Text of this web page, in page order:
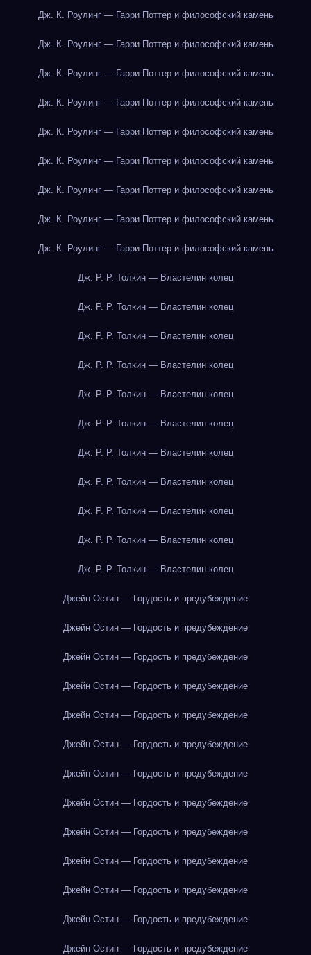
Дж. К. Роулинг — Гарри Поттер и философский камень
Дж. К. Роулинг — Гарри Поттер и философский камень
Дж. К. Роулинг — Гарри Поттер и философский камень
Дж. К. Роулинг — Гарри Поттер и философский камень
Дж. К. Роулинг — Гарри Поттер и философский камень
Дж. К. Роулинг — Гарри Поттер и философский камень
Дж. К. Роулинг — Гарри Поттер и философский камень
Дж. К. Роулинг — Гарри Поттер и философский камень
Дж. К. Роулинг — Гарри Поттер и философский камень
Дж. Р. Р. Толкин — Властелин колец
Дж. Р. Р. Толкин — Властелин колец
Дж. Р. Р. Толкин — Властелин колец
Дж. Р. Р. Толкин — Властелин колец
Дж. Р. Р. Толкин — Властелин колец
Дж. Р. Р. Толкин — Властелин колец
Дж. Р. Р. Толкин — Властелин колец
Дж. Р. Р. Толкин — Властелин колец
Дж. Р. Р. Толкин — Властелин колец
Дж. Р. Р. Толкин — Властелин колец
Дж. Р. Р. Толкин — Властелин колец
Джейн Остин — Гордость и предубеждение
Джейн Остин — Гордость и предубеждение
Джейн Остин — Гордость и предубеждение
Джейн Остин — Гордость и предубеждение
Джейн Остин — Гордость и предубеждение
Джейн Остин — Гордость и предубеждение
Джейн Остин — Гордость и предубеждение
Джейн Остин — Гордость и предубеждение
Джейн Остин — Гордость и предубеждение
Джейн Остин — Гордость и предубеждение
Джейн Остин — Гордость и предубеждение
Джейн Остин — Гордость и предубеждение
Джейн Остин — Гордость и предубеждение